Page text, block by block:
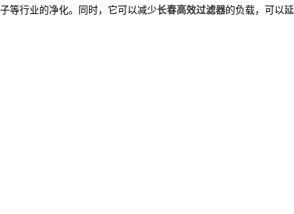
等行业的净化。同时，它可以减少长春高效过滤器的负载，可以延